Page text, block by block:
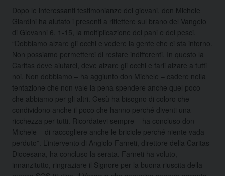
Dopo le interessanti testimonianze dei giovani, don Michele
Giardini ha aiutato i presenti a riflettere sul brano del Vangelo
di Giovanni 6, 1-15, la moltiplicazione dei pani e dei pesci.
“Dobbiamo alzare gli occhi e vedere la gente che ci sta intorno.
Non possiamo permetterci di restare indifferenti. In questo la
Caritas deve aiutarci, deve alzare gli occhi e farli alzare a tutti
noi. Non dobbiamo – ha aggiunto don Michele – cadere nella
tentazione che non vale la pena spendere anche quel poco
che abbiamo per gli altri. Gesù ha bisogno di coloro che
condividono anche il poco che hanno perché diventi una
ricchezza per tutti. Ricordatevi sempre – ha concluso don
Michele – di raccogliere anche le briciole perché niente vada
perduto”. L’intervento di Angiolo Farneti, direttore della Caritas
Diocesana, ha concluso la serata. Farneti ha voluto,
innanzitutto, ringraziare il Signore per la buona riuscita della